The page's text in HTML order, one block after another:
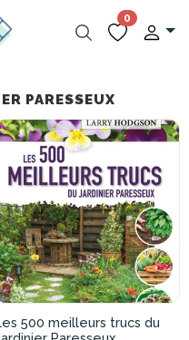
0
PARESSEUX
500 meilleurs trucs du